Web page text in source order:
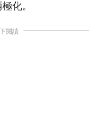
化。
閱讀